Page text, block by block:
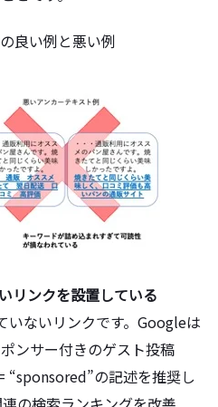
良い例と悪い例
リンクを設置している
いないリンクです。Googleは
ンサー付きのゲスト投稿
“sponsored”の記述を推奨し